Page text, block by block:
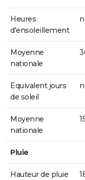
Heures
d'ensoleillement
Moyenne
nationale
Equivalent jours
de soleil
Moyenne
nationale
Pluie
Hauteur de pluie